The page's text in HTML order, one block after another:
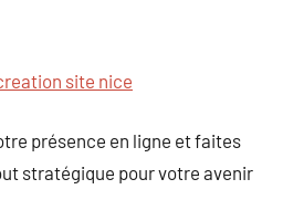
site nice
présence en ligne et faites
stratégique pour votre avenir